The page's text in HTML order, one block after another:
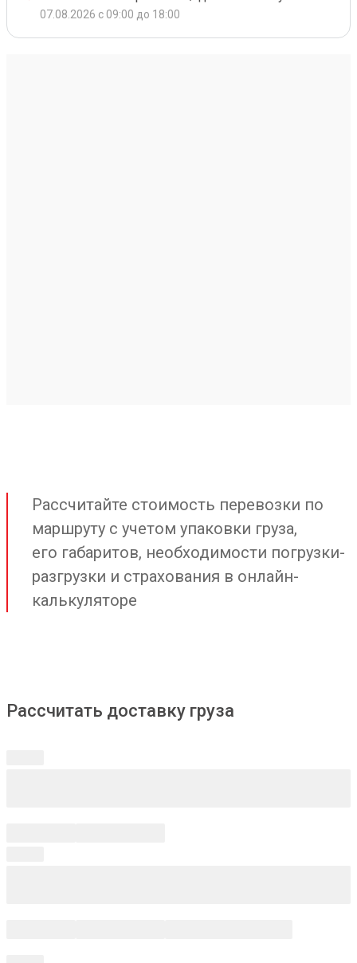
07.08.2026 с 09:00 до 18:00
Рассчитайте стоимость перевозки по
маршруту с учетом упаковки груза,
его габаритов, необходимости погрузки-
разгрузки и страхования в онлайн-
калькуляторе
Рассчитать доставку груза